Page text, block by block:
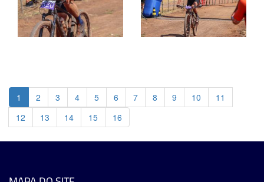
1 2 3 4 5 6 7 8 9 10
11
12
13 14 15 16